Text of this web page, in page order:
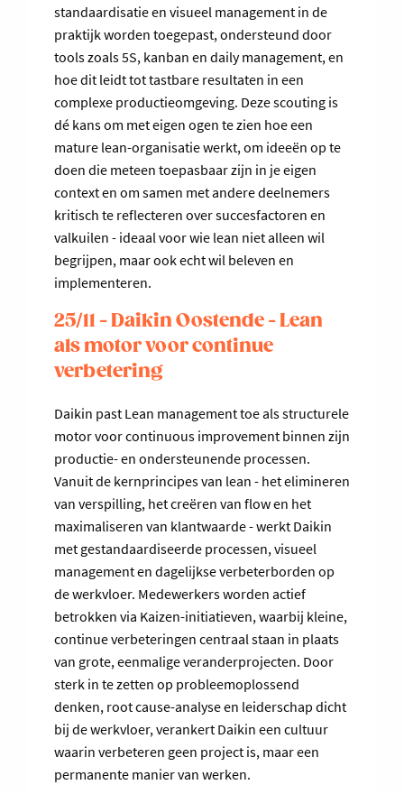
standaardisatie en visueel management in de
praktijk worden toegepast, ondersteund door
tools zoals 5S, kanban en daily management, en
hoe dit leidt tot tastbare resultaten in een
complexe productieomgeving. Deze scouting is
dé kans om met eigen ogen te zien hoe een
mature lean-organisatie werkt, om ideeën op te
doen die meteen toepasbaar zijn in je eigen
context en om samen met andere deelnemers
kritisch te reflecteren over succesfactoren en
valkuilen - ideaal voor wie lean niet alleen wil
begrijpen, maar ook echt wil beleven en
implementeren.
25/11 - Daikin Oostende - Lean
als motor voor continue
verbetering
Daikin past Lean management toe als structurele
motor voor continuous improvement binnen zijn
productie- en ondersteunende processen.
Vanuit de kernprincipes van lean - het elimineren
van verspilling, het creëren van flow en het
maximaliseren van klantwaarde - werkt Daikin
met gestandaardiseerde processen, visueel
management en dagelijkse verbeterborden op
de werkvloer. Medewerkers worden actief
betrokken via Kaizen-initiatieven, waarbij kleine,
continue verbeteringen centraal staan in plaats
van grote, eenmalige veranderprojecten. Door
sterk in te zetten op probleemoplossend
denken, root cause-analyse en leiderschap dicht
bij de werkvloer, verankert Daikin een cultuur
waarin verbeteren geen project is, maar een
permanente manier van werken.